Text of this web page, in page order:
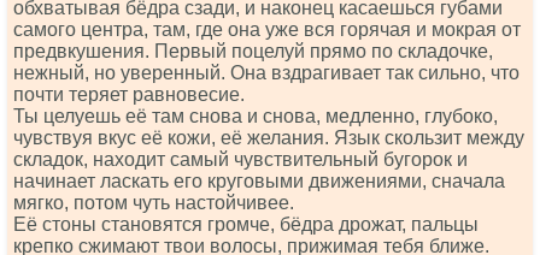
обхватывая бёдра сзади, и наконец касаешься губами
самого центра, там, где она уже вся горячая и мокрая от
предвкушения. Первый поцелуй прямо по складочке,
нежный, но уверенный. Она вздрагивает так сильно, что
почти теряет равновесие.
Ты целуешь её там снова и снова, медленно, глубоко,
чувствуя вкус её кожи, её желания. Язык скользит между
складок, находит самый чувствительный бугорок и
начинает ласкать его круговыми движениями, сначала
мягко, потом чуть настойчивее.
Её стоны становятся громче, бёдра дрожат, пальцы
крепко сжимают твои волосы, прижимая тебя ближе.